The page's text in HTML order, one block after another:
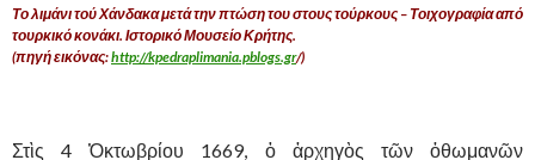
Το λιμάνι τού Χάνδακα μετά την πτώση του στους τούρκους – Τοιχογραφία από
τουρκικό κονάκι. Ιστορικό Μουσείο Κρήτης.
(πηγή εικόνας:http://kpedraplimania.pblogs.gr/)
Στὶς 4 Ὀκτωβρίου 1669, ὁ ἀρχηγὸς τῶν ὀθωμανῶν